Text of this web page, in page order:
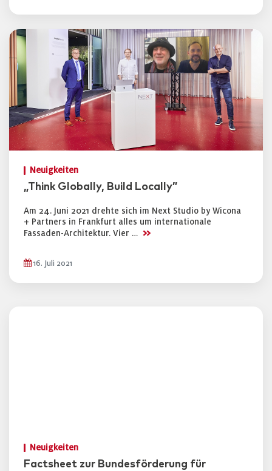
Neuigkeiten
„Think Globally, Build Locally”
Am 24. Juni 2021 drehte sich im Next Studio by Wicona
+ Partners in Frankfurt alles um internationale
Fassaden-Architektur. Vier … >>
16. Juli 2021
Neuigkeiten
Factsheet zur Bundesförderung für